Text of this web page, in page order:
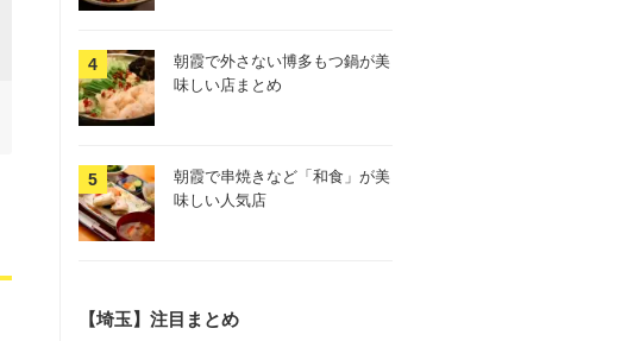
朝霞で外さない博多もつ鍋が美
味しい店まとめ
朝霞で串焼きなど「和食」が美
味しい人気店
【埼玉】注目まとめ